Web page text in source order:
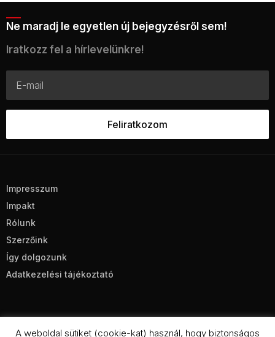
Ne maradj le egyetlen új bejegyzésről sem!
Iratkozz fel a hírlevelünkre!
Impresszum
Impakt
Rólunk
Szerzőink
Így dolgozunk
Adatkezelési tájékoztató
A weboldal sütiket (cookie-kat) használ, hogy biztonságos